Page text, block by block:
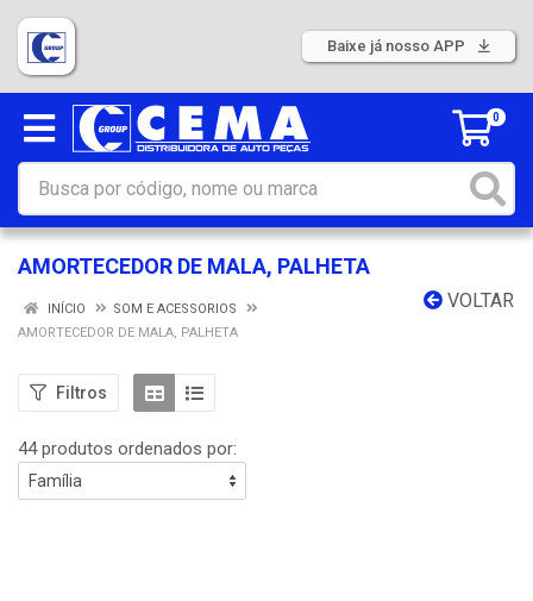
Baixe já nosso APP
0
AMORTECEDOR DE MALA, PALHETA
VOLTAR
INÍCIO
SOM E ACESSORIOS
AMORTECEDOR DE MALA, PALHETA
Filtros
44 produtos ordenados por: